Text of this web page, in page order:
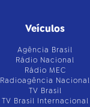
Veículos
Agência Brasil
Rádio Nacional
Rádio MEC
Radioagência Nacional
TV Brasil
TV Brasil Internacional